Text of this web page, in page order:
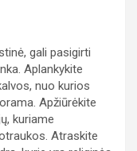
gali pasigirti
Aplankykite
nuo kurios
Apžiūrėkite
kuriame
Atraskite